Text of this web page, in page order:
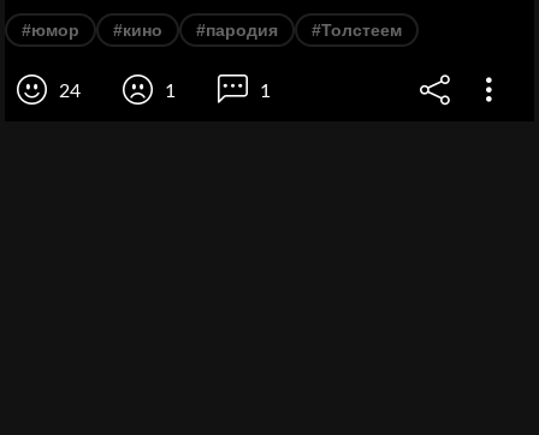
#юмор #кино #пародия #Толстеем
24 1 1